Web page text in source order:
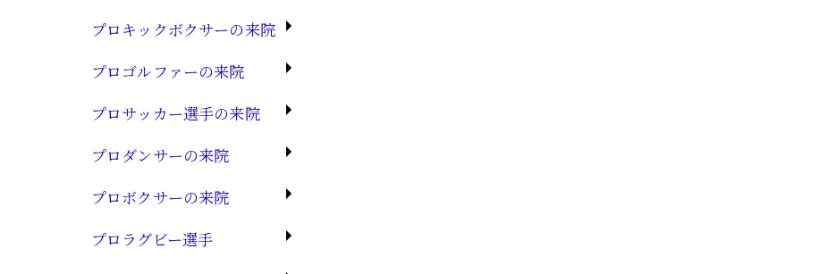
プロキックボクサーの来院
プロゴルファーの来院
プロサッカー選手の来院
プロダンサーの来院
プロボクサーの来院
プロラグビー選手